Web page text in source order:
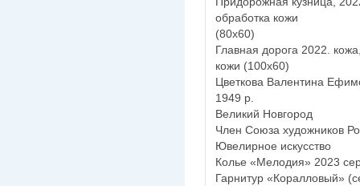
обработка кожи
(80x60)
Главная дорога 2022.
кожи (100x60)
Цветкова Валентина
1949 р.
Великий Новгород
Член Союза художников
Ювелирное искусство
Колье «Мелодия» 2023
Гарнитур «Коралловый»